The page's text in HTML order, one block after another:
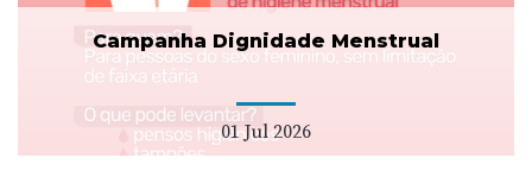
Campanha Dignidade Menstrual
01 Jul 2026